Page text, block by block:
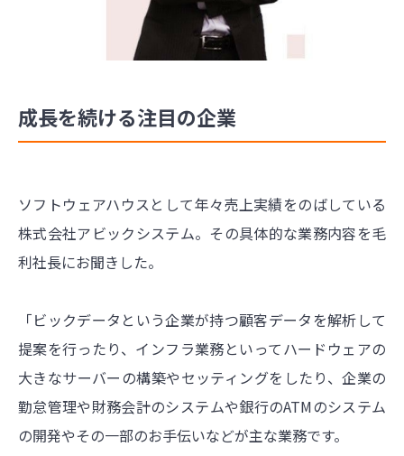
成長を続ける注目の企業
ソフトウェアハウスとして年々売上実績をのばしている
株式会社アビックシステム。その具体的な業務内容を毛
利社長にお聞きした。
「ビックデータという企業が持つ顧客データを解析して
提案を行ったり、インフラ業務といってハードウェアの
大きなサーバーの構築やセッティングをしたり、企業の
勤怠管理や財務会計のシステムや銀行のATMのシステム
の開発やその一部のお手伝いなどが主な業務です。